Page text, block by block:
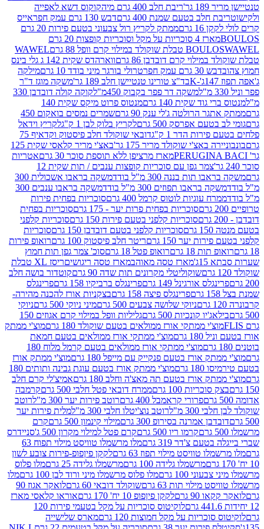
גר'
ריבת חלב 400 גרם מיה
קוקוס דשא לאפייה
חלב בטעם שמנת 400 גרם
דבש 130 גרם עמק חפר
אייס
גרם
ממתק לקריץ רול צבעוני בטעם פירות 20 גרם
מארז 4 סוכריות על מקל וסוכריות קופצות 20 גרם
WAWEL
קרם דובדבן 86 גרם
ווארהדס שקית 142 ג גלי בינס
דבש 30 גרם עמק חפר
טרולי בורגר מיני בודד 10 גרם
מילקה
בד"צ טורינו טנטיישן חלב 189 גר'
משקה מוגז ד"ר
משקה דר פפר בקבוק 450מ"ל
קוקה קולה דובדבן 330
גוד שקית 140 גרם
מנטוס פרוט מיקס שקית 140
הרולטה ג'לי ענק 90 גרם
שמרים נמסים בואקום 450
אפרסק 500 גרם
לקריץ בלוק לבן 1 ק"ג
לקריץ וידאל
הדר 1 ק"ג
דובאי שוקולד חלב פיסטוק וקדאיף 75
באצ'י שוקולד מריר 175 גר'
באצ'י מריר קלאסי שקית 125
מארז מרציפן ללא תוספת סוכר 30 גרם
אטריות
צמר גפן עם סוכריות קופצות ענבים / תות שקית 12
תות בננה 300 מ"ל בודד
משקה בראבו אשכולית 300
בראבו תפוזים 300 מ"ל בודד
משקה בראבו ענבים 300
עוגיות לוטוס קרמל 400 גרם
סוכריות בפחית פירות
סוכריות בפחית פרות יער - 175 גרם
סוכריות בפחית
סוכריות קלפני בטעם פירות 150 גרם
סוכריות קלפני
סוכריות קלפני בטעם דובדבן 150 גרם
סוכריות
יער 150 גרם
ריטר חלב פיסטוק 100 גרם
רואופ פירות
תות 18 גרם
רואופ פטל 18 גרם
סוכ' צמר גפן תות חמוץ
מארז טסה מאוהב מארז טסה ריגושים
ריסז XL טבלת
שוקוליטלי מקרונים תות שדה 90 גרם
קוטדור בושה חלב
אורגינל 149 גרם
פרינגלס ברביקיו 158 גרם
פרינגלס
פרינגלס פיצה 158 גרם
בצקניות אורז להכנה מהירה-
ניוקי שלושה צבעים 500 גרם
מיני ניוקי 500 גרם
ניוקי
קונכיות 500 גרם
גליליות וופל במילוי קרם אגוזים 150
ממתקי אורז ממולאים בטעם שוקולד 180 גרם
מוצ'י ממתק
גרם
מוצ'י ממתקי אורז ממולאים בטעם חמאת
מוצ'י ממתקי אורז ממולאים בטעם קרמל מלוח 180
אורז בטעם פנקייק עם מייפל 180 גרם
מוצ'י ממתק אורז
גרם
מוצ'י ממתק אורז בטעם עוגת גבינה ותותים 180
אורז בטעם תה מאצ'ה וחלב 180 גרם
אמיצ'לי קרם חלב
סוכריות 100 גרם
ממרח דובאי פטל חלבי 500 גרם
קרמבה
פרורי קראמבל 400 גרם
רוטב פירות יער 300 מ"ל
רוטב
300 מ"ל
רוטב נוצ'יטלו חלבי 300 מ"ל
מלית פירות יער
אמרנה בסירופ 300 גרם
מילוי קינמון 500 גרם
קרם
קרמו ריו 500 גרם
קרם פטל למילוי מקרון 500 ג'
סניידרס
צ'דר 319 גרם
מלו מרשמלו טוויסט מילוי תפוח 63
טוויסט מילוי תפוז 63 גרם
לקקן פיןפופ-פירות צובע לשון
מרשמלו גלידה 100 גרם
מרשמלו גלידה 25 גרם
מלו פלוס
100 גרם
מלו פלוס מרשמלו מיני ורוד לבן 100 גרם
מלו
מילוי תות 63 גרם
שוקולד דובאי 60 גרם
לואקר אגוז 90
90 גרם
לקקן פיןפופ 10 יח' 170 גרם
אוראו קלאסי מארז
לוקיטוס סוכריות על מקל בטעמי פירות 120
על מקל חמוצות 120 גרם
מארס שלישייה